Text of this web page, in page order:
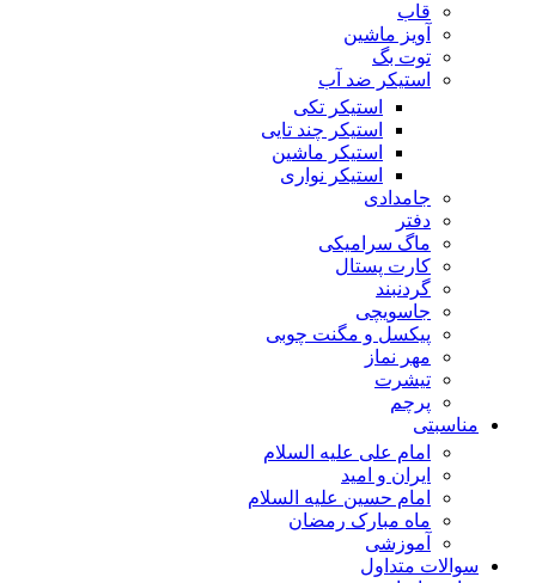
قاب
آویز ماشین
توت بگ
استیکر ضد آب
استیکر تکی
استیکر چند تایی
استیکر ماشین
استیکر نواری
جامدادی
دفتر
ماگ سرامیکی
کارت پستال
گردنبند
جاسویچی
پیکسل و مگنت چوبی
مهر نماز
تیشرت
پرچم
مناسبتی
امام علی علیه السلام
ایران و امید
امام حسین علیه السلام
ماه مبارک رمضان
آموزشی
سوالات متداول